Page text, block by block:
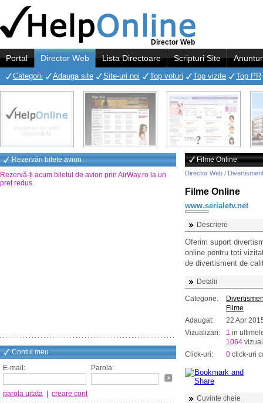
Director Web
Portal Director Web Lista Directoare Scripturi Site
Categorii Adauga site Site-uri noi Top voturi Top vizite Top PR
Rezervări bilete avion
Rezervă-ți acum biletul de avion prin AirWay.ro la un
preț redus.
Contul meu
E-mail:
Parola:
parola uitata creare cont
Filme Online
Director Web / Divertisment
Filme Online
www.serialetv.net
Descriere
Oferim suport
online pentru toti
de divertisment de
Detalii
Categorie:
Filme
Adaugat:
22 Apr
Vizualizari:
1 in
1064
Click-uri:
0 click-uri
Cuvinte cheie